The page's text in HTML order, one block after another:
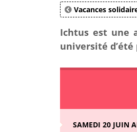
Vacances
Ichtus est une
université d’été
SAMEDI 20 JUIN